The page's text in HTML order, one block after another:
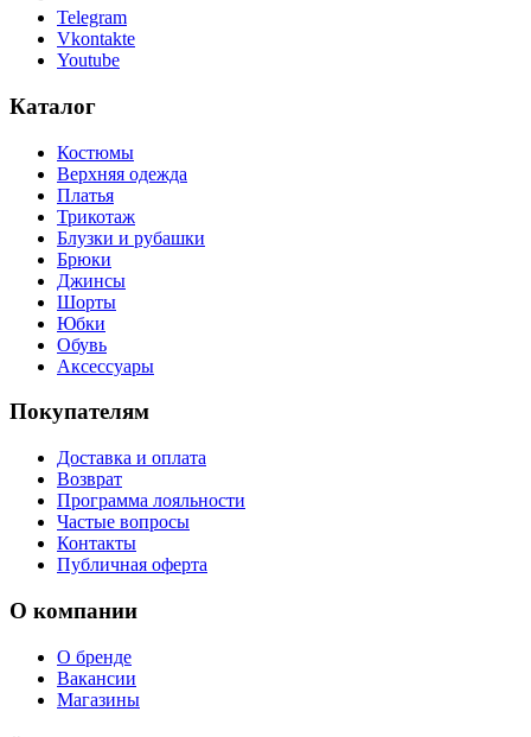
Telegram
Vkontakte
Youtube
Каталог
Костюмы
Верхняя одежда
Платья
Трикотаж
Блузки и рубашки
Брюки
Джинсы
Шорты
Юбки
Обувь
Аксессуары
Покупателям
Доставка и оплата
Возврат
Программа лояльности
Частые вопросы
Контакты
Публичная оферта
О компании
О бренде
Вакансии
Магазины